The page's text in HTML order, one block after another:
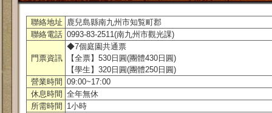
聯絡地址 鹿兒島縣南九州市知覧町郡
聯絡電話 0993-83-2511(南九州市觀光課)
門票資訊
◆7個庭園共通票
【全票】530日圓(團體430日圓)
【學生】320日圓(團體250日圓)
營業時間 09:00~17:00
休息時間 全年無休
所需時間
1小時